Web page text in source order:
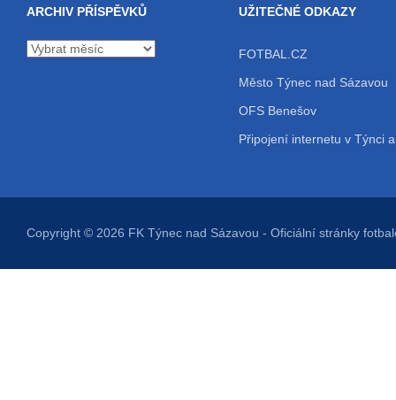
ARCHIV PŘÍSPĚVKŮ
Archiv
UŽITEČNÉ ODKAZY
FOTBAL.CZ
Město Týnec nad Sázavou
OFS Benešov
Připojení internetu v Týnci
Copyright © 2026 FK Týnec nad Sázavou - Oficiální stránky